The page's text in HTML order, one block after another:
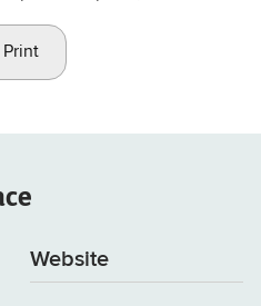
Print
Website